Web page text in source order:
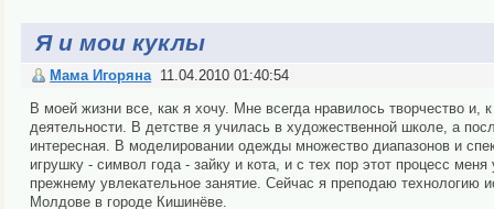
Я и мои куклы
Мама Игоряна 11.04.2010 01:40:54
В моей жизни все, как я хочу. Мне всегда нравилось творчество и,
деятельности. В детстве я училась в художественной школе, а
интересная. В моделировании одежды множество диапазонов и
игрушку - символ года - зайку и кота, и с тех пор этот процесс
прежнему увлекательное занятие. Сейчас я преподаю технологию
Молдове в городе Кишинёве.